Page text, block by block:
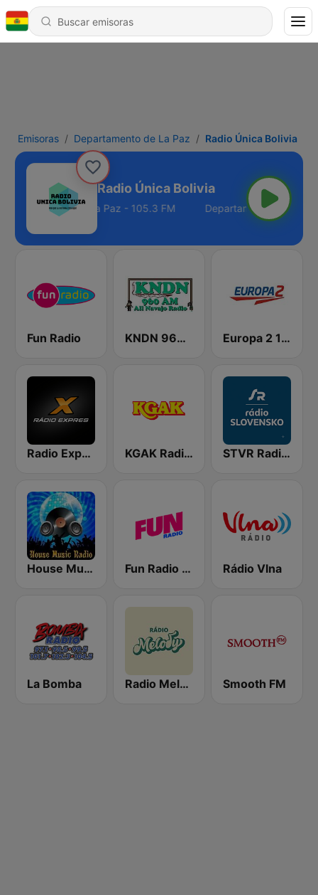
Emisoras Departamento de La Paz Radio Única Bolivia
Radio Única Bolivia
Departamento de La Paz - 105.3 FM
Fun Radio KNDN 960 AM Europa 2 104.8 FM
Radio Expres KGAK Radio 1330 AM STVR Radio Slovensko
House Music Radio Fun Radio FRANCE Rádio Vlna
La Bomba Radio Melody Smooth FM